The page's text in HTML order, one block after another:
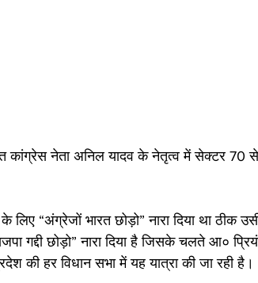
तहत कांग्रेस नेता अनिल यादव के नेतृत्व में सेक्टर
“अंग्रेजों भारत छोड़ो” नारा दिया था ठीक
गद्दी छोड़ो” नारा दिया है जिसके चलते आ०
की हर विधान सभा में यह यात्रा की जा रही है।